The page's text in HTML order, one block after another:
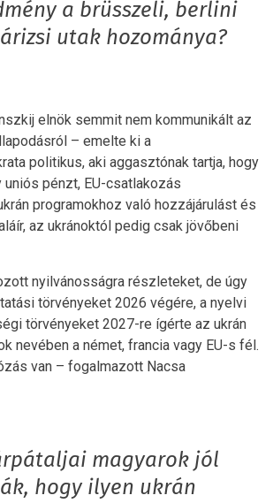
a brüsszeli, berlini
utak hozománya?
elnök semmit nem kommunikált az
– emelte ki a
politikus, aki aggasztónak tartja, hogy
uniós pénzt, EU-csatlakozás
programokhoz való hozzájárulást és
az ukránoktól pedig csak jövőbeni
nyilvánosságra részleteket, de úgy
törvényeket 2026 végére, a nyelvi
törvényeket 2027-re ígérte az ukrán
nevében a német, francia vagy EU-s fél.
van – fogalmazott Nacsa
magyarok jól
hogy ilyen ukrán